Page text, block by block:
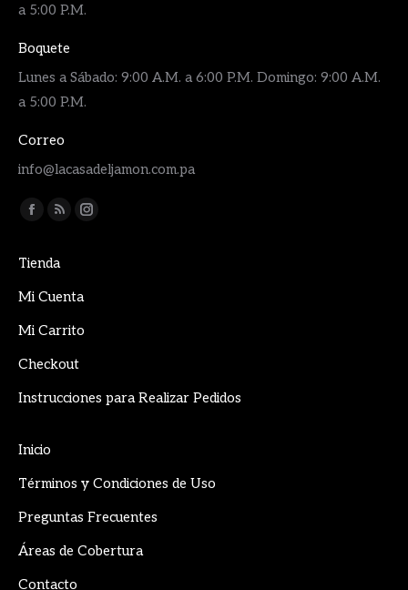
a 5:00 P.M.
Boquete
Lunes a Sábado: 9:00 A.M. a 6:00 P.M. Domingo: 9:00 A.M.
a 5:00 P.M.
Correo
info@lacasadeljamon.com.pa
Encuéntranos en:
Facebook
opens
in
window
Rss
opens
in
window
Instagram
Tienda
Mi Cuenta
Mi Carrito
Checkout
Instrucciones para Realizar Pedidos
Inicio
Términos y Condiciones de Uso
Preguntas Frecuentes
Áreas de Cobertura
Contacto